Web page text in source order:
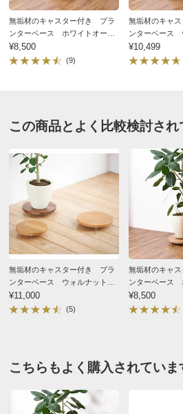
ホワイトオーク
埼玉県
作りも丁寧で綺麗な木工製品で
で、星はマイナス1です。
ホワイトオーク
千葉県
室内のフィカスウンベラータ用
や日当に移動させるのに、いつ
色々探していて、無機質なプラ
のですが、今回木製のかわいら
しました。床のオーク材にピッ
あまりに気に入って、クルクル
植物の状態を確認しています！
ホワイトオーク
無垢材のキャスター付き プラ
ンターベース ホワイトオー
ク 径24cm
¥8,500
(9)
無垢材のキャ
ンターベース
径24cm
¥10,499
この商品とよく比較検討さ
無垢材のキャスター付き プラ
ンターベース ウォルナット
径29cm
¥11,000
(5)
無垢材のキャ
ンターベース
ク 径24cm
¥8,500
こちらもよく購入されていま